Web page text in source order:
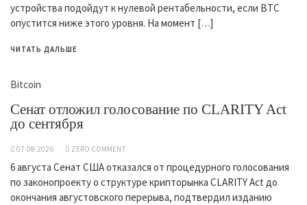
устройства подойдут к нулевой рентабельности, если BTC
опустится ниже этого уровня. На момент […]
ЧИТАТЬ ДАЛЬШЕ
Bitcoin
Сенат отложил голосование по CLARITY Act
до сентября
07.08.2026 ZERO COMMENT
6 августа Сенат США отказался от процедурного голосования
по законопроекту о структуре крипторынка CLARITY Act до
окончания августовского перерыва, подтвердил изданию